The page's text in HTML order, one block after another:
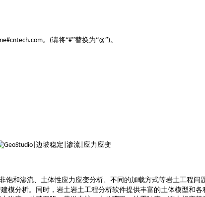
。 (请将“#”替换为“@”)。
饱和渗流、土体性应力应变分析、不同的加载方式等岩土工程
分析。同时，岩土岩土工程分析软件提供丰富的土体模型和